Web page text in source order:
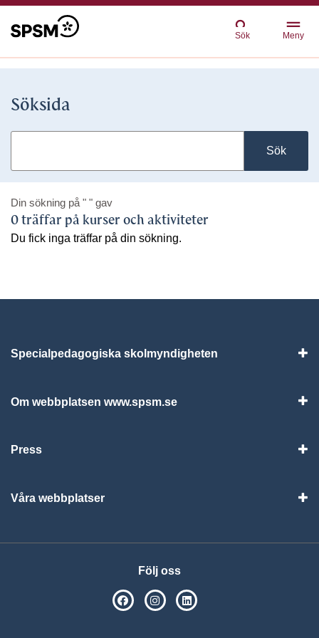
Sök Meny
Söksida
Sök
Din sökning på " " gav
0 träffar på kurser och aktiviteter
Du fick inga träffar på din sökning.
Specialpedagogiska skolmyndigheten
Om webbplatsen www.spsm.se
Press
Våra webbplatser
Följ oss
SPSM på Facebook
SPSM på Instagram